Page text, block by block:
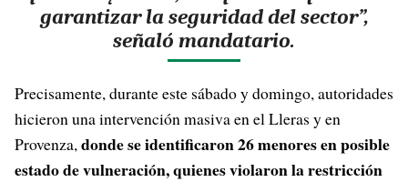
garantizar la seguridad del sector”,
señaló mandatario.
Precisamente, durante este sábado y domingo, autoridades
hicieron una intervención masiva en el Lleras y en
Provenza,donde se identificaron 26 menores en posible
estado de vulneración, quienes violaron la restricción